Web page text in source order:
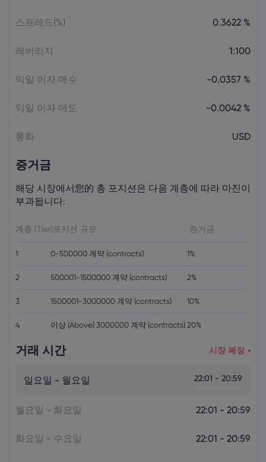
AI 주식 및 투자 기회: 투자하기 가장 좋은
23,500 부근에서 고전하는 이유 |
스프레드(%) 0.3622 %
레버리지 1:100
익일 이자 매수 -0.0357 %
익일 이자 매도 -0.0042 %
통화 USD
증거금
해당 시장에서您的 총 포지션은 다음 계층에 따라 마진이
부과됩니다:
계층 (Tier)포지션 규모 증거금
1 0-500000 계약 (contracts) 1%
2 500001-1500000 계약 (contracts) 2%
3 1500001-3000000 계약 (contracts) 10%
4 이상 (Above) 3000000 계약 (contracts) 20%
거래 시간 시장 폐장
일요일 - 월요일 22:01 - 20:59
월요일 - 화요일 22:01 - 20:59
화요일 - 수요일 22:01 - 20:59